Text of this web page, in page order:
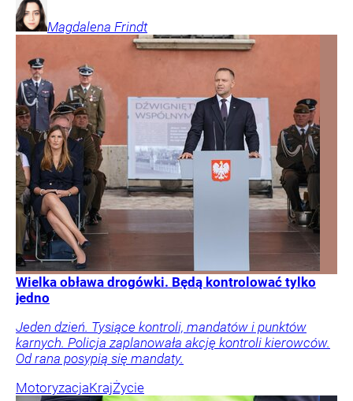
Magdalena Frindt
Wielka obława drogówki. Będą kontrolować tylko
jedno
Jeden dzień. Tysiące kontroli, mandatów i punktów
karnych. Policja zaplanowała akcję kontroli kierowców.
Od rana posypią się mandaty.
MotoryzacjaKrajŻycie